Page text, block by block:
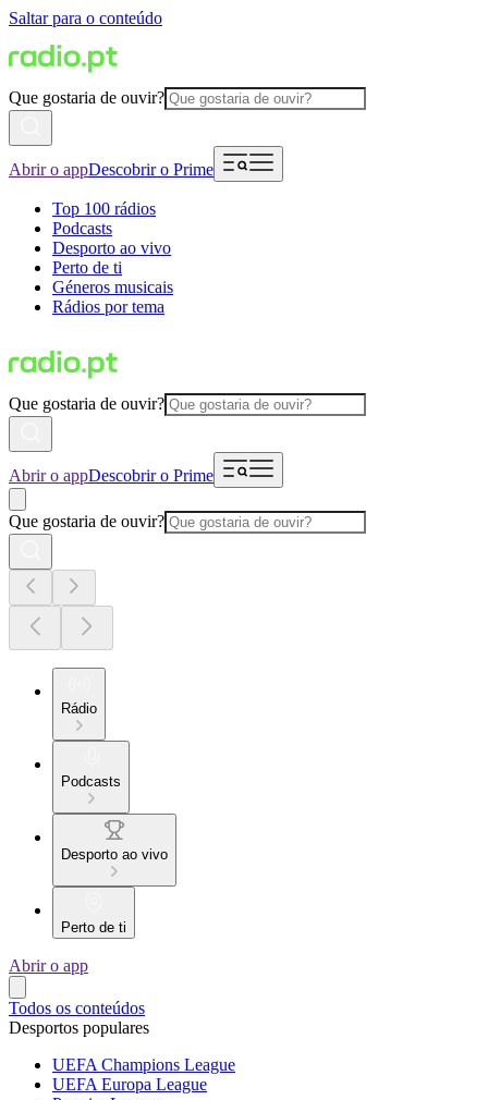
Saltar para o conteúdo
Que gostaria de ouvir?
Abrir o appDescobrir o Prime
Top 100 rádios
Podcasts
Desporto ao vivo
Perto de ti
Géneros musicais
Rádios por tema
Que gostaria de ouvir?
Abrir o appDescobrir o Prime
Que gostaria de ouvir?
Rádio
Podcasts
Desporto ao vivo
Perto de ti
Abrir o app
Todos os conteúdos
Desportos populares
UEFA Champions League
UEFA Europa League